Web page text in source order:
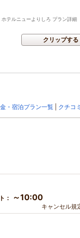
ホテルニューよりしろ プラン詳細
クリップする
・宿泊プラン一覧 クチコ
： ～10:00
キャンセル規